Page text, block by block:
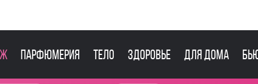
Парфюмерия Тело Здоровье Для дома